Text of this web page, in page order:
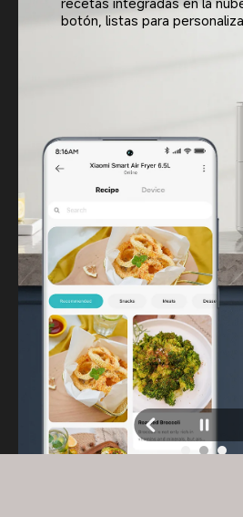
*Se requieren dispositivos
Google. El Asistente de Google no
idiomas y países. Google y Google
comerciales de Google LLC.
obtener más información.